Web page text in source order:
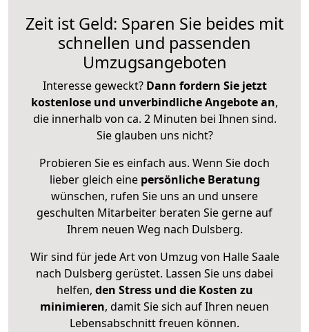
Zeit ist Geld: Sparen Sie beides mit
schnellen und passenden
Umzugsangeboten
Interesse geweckt? Dann fordern Sie jetzt
kostenlose und unverbindliche Angebote an,
die innerhalb von ca. 2 Minuten bei Ihnen sind.
Sie glauben uns nicht?
Probieren Sie es einfach aus. Wenn Sie doch
lieber gleich eine persönliche Beratung
wünschen, rufen Sie uns an und unsere
geschulten Mitarbeiter beraten Sie gerne auf
Ihrem neuen Weg nach Dulsberg.
Wir sind für jede Art von Umzug von Halle Saale
nach Dulsberg gerüstet. Lassen Sie uns dabei
helfen, den Stress und die Kosten zu
minimieren, damit Sie sich auf Ihren neuen
Lebensabschnitt freuen können.